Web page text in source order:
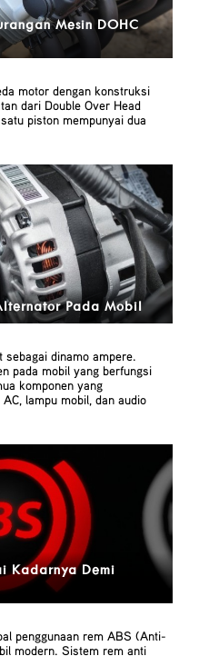
Mesin DOHC
motor dengan konstruksi
dari Double Over Head
piston mempunyai dua
Pada Mobil
dinamo ampere.
pada mobil yang berfungsi
komponen yang
lampu mobil, dan audio
Kadarnya Demi
penggunaan rem ABS (Anti-
modern. Sistem rem anti